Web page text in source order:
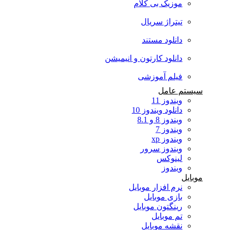
موزیک بی کلام
تیتراژ سریال
دانلود مستند
دانلود کارتون و انیمیشن
فیلم آموزشی
سیستم عامل
ویندوز 11
دانلود ویندوز 10
ویندوز 8 و 8.1
ویندوز 7
ویندوز xp
ویندوز سرور
لینوکس
ویندوز
موبایل
نرم افزار موبایل
بازی موبایل
رینگتون موبایل
تم موبایل
نقشه موبایل